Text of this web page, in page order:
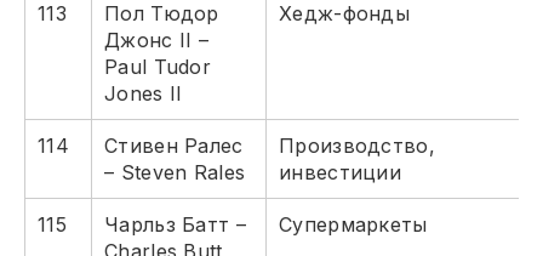
113
Пол Тюдор
Джонс II –
Paul Tudor
Jones II
Хедж-фонды
114
Стивен Ралес
– Steven Rales
Производство,
инвестиции
115
Чарльз Батт –
Супермаркеты